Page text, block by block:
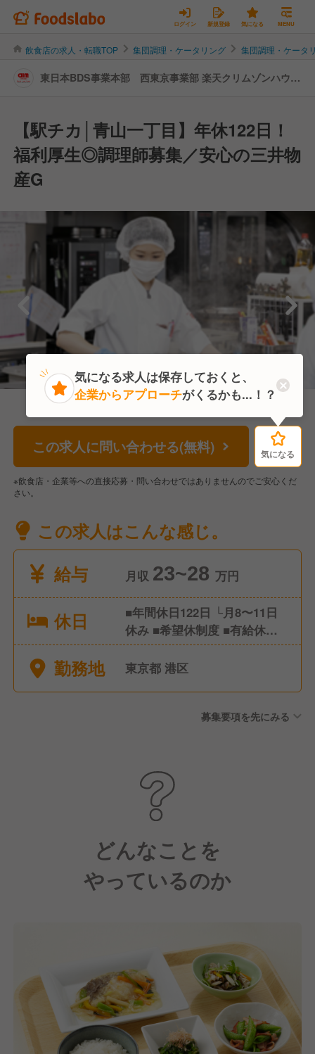
ログイン 新規登録 気になる MENU
飲食店の求人・転職TOP 集団調理・ケータリング 集団調理・ケータ
東日本BDS事業本部 西東京事業部 楽天クリムゾンハウス
【駅チカ│青山一丁目】年休122日！
福利厚生◎調理師募集／安心の三井物
産G
この求人に問い合わせる(無料) 気になる
※飲食店・企業等への直接応募・問い合わせではありませんのでご安心くだ
さい。
この求人はこんな感じ。
給与
月収 23~28 万円
休日
■年間休日122日 └月8〜11日
休み ■希望休制度 ■有給休暇
(社内規定有) ■特別休暇(慶
弔、出産、育児、介護休暇な
勤務地 東京都 港区
募集要項を先にみる
どんなことを
やっているのか
気になる
気になる求人は保存しておくと、
企業からアプローチがくるかも...！？